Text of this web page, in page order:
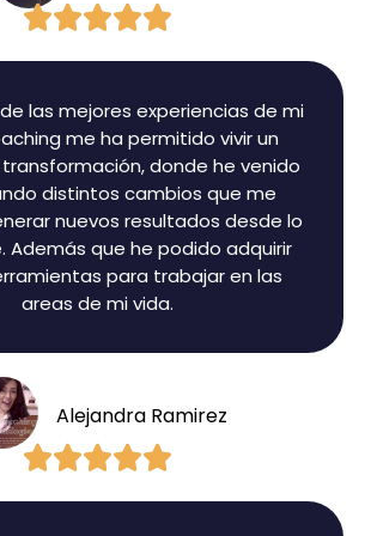

las mejores experiencias de mi
me ha permitido vivir un
donde he venido
distintos cambios que me
nuevos resultados desde lo
Además que he podido adquirir
para trabajar en las
areas de mi vida.
Alejandra Ramirez
